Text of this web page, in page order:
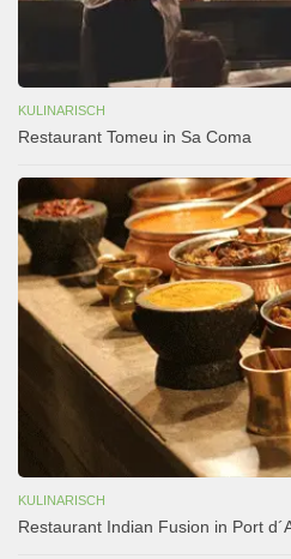
KULINARISCH
Restaurant Tomeu in Sa Coma
KULINARISCH
Restaurant Indian Fusion in Port